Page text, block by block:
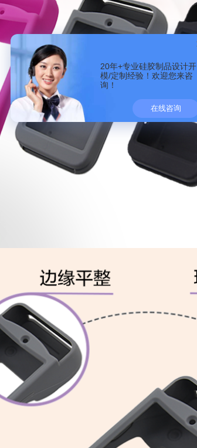
20年+专业硅胶制品设计开
模/定制经验！欢迎您来咨
询！
在线咨询